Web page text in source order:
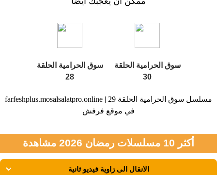
سوق الحرامية الحلقة
30
سوق الحرامية الحلقة
28
farfeshplus.mosalsalatpro.online | مسلسل سوق الحرامية الحلقة 29
في موقع فرفش
أكثر 10 مسلسلات رمضان 2026 مشاهدة